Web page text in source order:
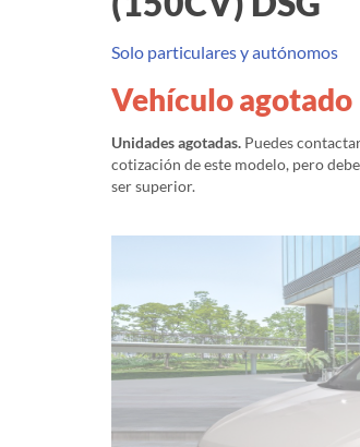
Solo particulares y autónomos
Vehículo agotado
Unidades agotadas. Puedes
cotización de este modelo, pero
ser superior.